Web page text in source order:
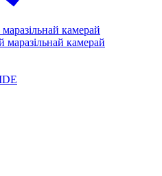
камерай
маразільнай камерай